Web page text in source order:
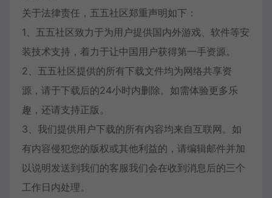
关于法律责任，五五社区郑重声明如下：
1、五五社区致力于为用户提供国内外游戏、软件等安
装技术支持，着力于让中国用户获得第一手资源。
2、五五社区提供的所有下载文件均为网络共享资
源，请于下载后的24小时内删除。如需体验更多乐
趣，还请支持正版。
3、我们提供用户下载的所有内容均来自互联网。如
有内容侵犯您的版权或其他利益的，请编辑邮件并加
以说明发送到我们的客服我们会在收到消息后的三个
工作日内处理。